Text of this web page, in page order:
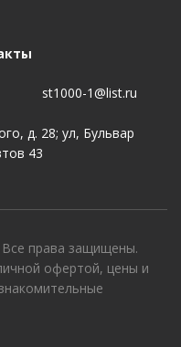
st1000-1@list.ru
д. 28; ул, Бульвар
43
права защищены.
офертой, цены и